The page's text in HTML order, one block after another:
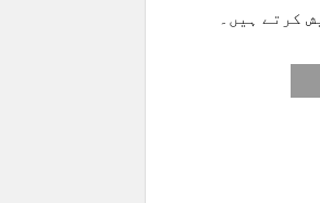
کرتے ہیں۔